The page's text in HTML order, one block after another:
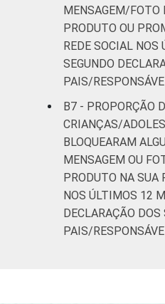
MENSAGEM/FOTO
PRODUTO OU
REDE SOCIAL NOS
SEGUNDO
PAIS/
B7 - PROPORÇÃO
CRIANÇAS/
BLOQUEARAM
MENSAGEM OU
PRODUTO NA SUA
NOS ÚLTIMOS 12
DECLARAÇÃO DOS
PAIS/